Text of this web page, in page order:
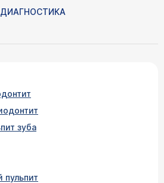
ДИАГНОСТИКА
зуба
пульпит